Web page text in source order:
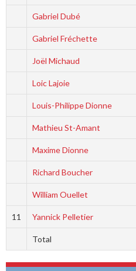
Gabriel Dubé
Gabriel Fréchette
Joël Michaud
Loic Lajoie
Louis-Philippe Dionne
Mathieu St-Amant
Maxime Dionne
Richard Boucher
William Ouellet
11 Yannick Pelletier
Total